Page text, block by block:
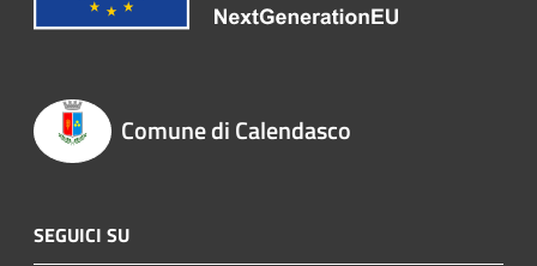
Comune di Calendasco
SEGUICI SU